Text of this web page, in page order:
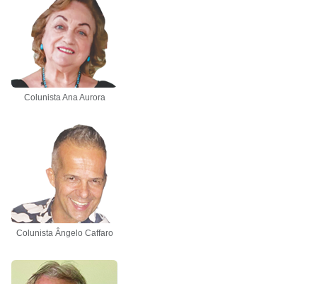
Colunista Ana Aurora
Colunista Ângelo Caffaro